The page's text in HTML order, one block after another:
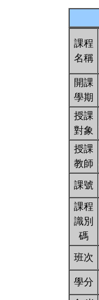
課程
名稱
開課
學期
授課
對象
授課
教師
課號
課程
識別
碼
班次
學分